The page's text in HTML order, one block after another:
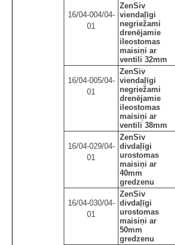
16/04-004/04-
01
ZenSiv
viendaļīgi
negriežami
drenējamie
ileostomas
maisiņi ar
ventili 32mm
16/04-005/04-
01
ZenSiv
viendaļīgi
negriežami
drenējamie
ileostomas
maisiņi ar
ventili 38mm
16/04-029/04-
01
ZenSiv
divdaļīgi
urostomas
maisiņi ar
40mm
gredzenu
16/04-030/04-
01
ZenSiv
divdaļīgi
urostomas
maisiņi ar
50mm
gredzenu